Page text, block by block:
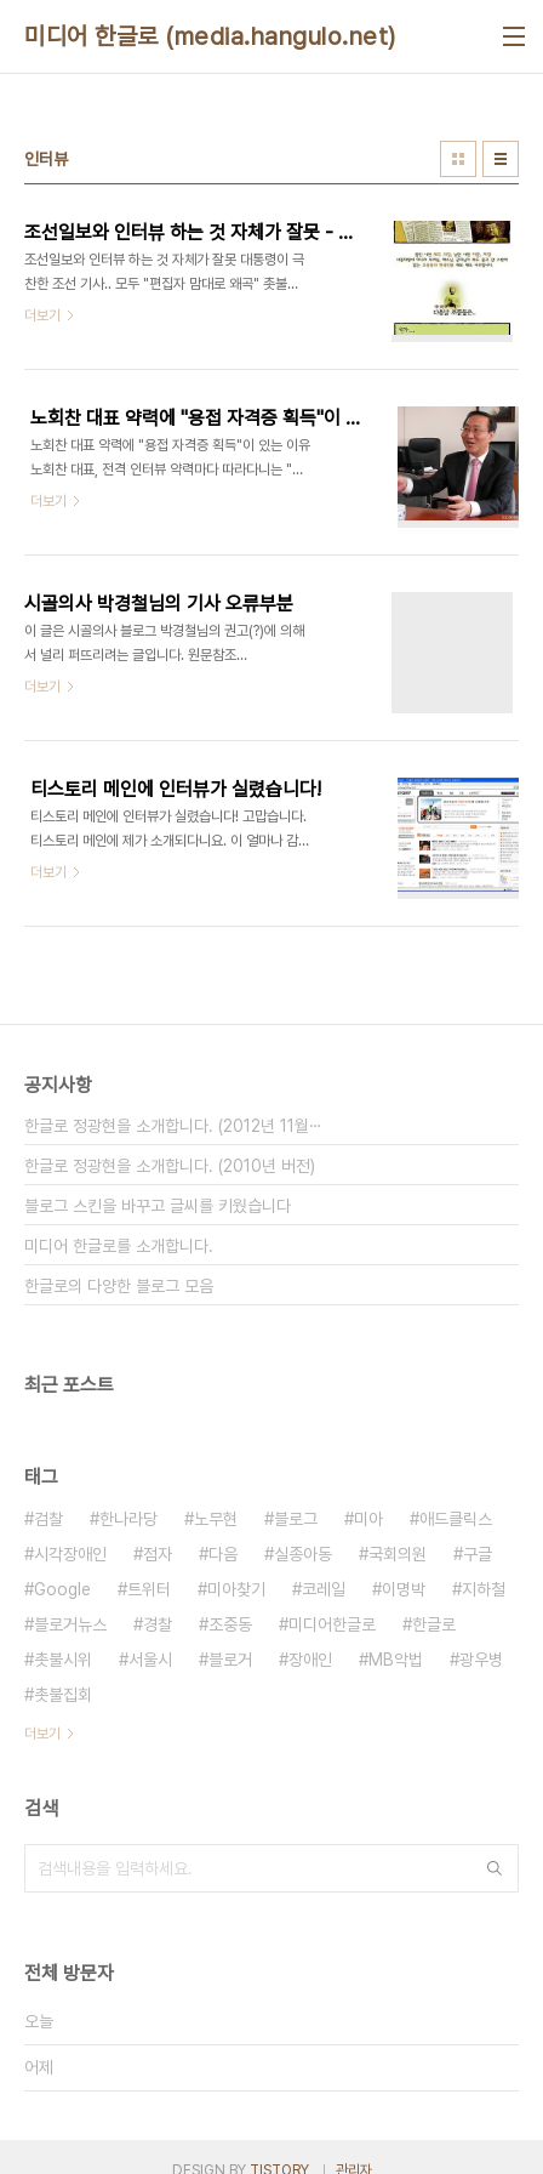
미디어 한글로 (media.hangulo.net)
인터뷰
조선일보와 인터뷰 하는 것 자체가 잘못 - 촛불 2주년 왜곡한 조선일보
조선일보와 인터뷰 하는 것 자체가 잘못 대통령이 극
찬한 조선 기사.. 모두 "편집자 맘대로 왜곡" 촛불집
회. MB덕분에 일어났던 전 세계가 놀란 그 국민저항.
애쓰셨던 분의 모습 치고는 요즘 참 당당하시다. 촛불
이 무서워서 물대포까지 쏘라고 지시했던 분이, 지금
은 그거 별거 아니었고, 바보같은 국민 몇명이 인터넷
에 속아서 그랬다는 식으로 몰아붙인다. (그래. 그래
서 미국은 그때 촛불이 요구했던대로 넘어지는 소 도
위기만 모면하면 달라지는 우리네 못난 정치인의 대
더보기
노회찬 대표 약력에 "용접 자격증 획득"이 있는 이유
노회찬 대표 약력에 "용접 자격증 획득"이 있는 이유
노회찬 대표, 전격 인터뷰 약력마다 따라다니는 "용
접기능사 2급 자격" 왤까? 지난 2009년 4월 13일
되어있다. 당 대표의 경력치고는 참 희한한 경력이고,
굳이 그것을 내세운 이유는 무엇일까? ▲ 한겨레 21
에 나온 노회찬 진보신당 대표 약력. "전기용접기능
사 2급 자격 획득"이 들어있다. 지난 4월 14일 진보
신당 당사에서 직접 노회찬 대표를 만나서 그 자세한
쓰는 가장 큰 이유는, 바로 선거법 때문이다. 선거운
더보기
시골의사 박경철님의 기사 오류부분
이 글은 시골의사 블로그 박경철님의 권고(?)에 의해
서 널리 퍼뜨리려는 글입니다. 원문참조
http://blog.naver.com/donodonsu/100055877035
아닙니다. 지난주 초에 한 인터뷰로 어쩌면 바로 어제
와 같은 상황이 벌어질까 우려한 얘기였고 '어제 패닉
상황에서 주식시장 바닥 아니다라는 말'은 한 적이 없
습니다. 전체적인 논지는 '현 시점에서는 아무도 모른
다'가 정답이라고 한 것이라고 이해하시면 됩니다. 이
인터뷰는 거의 열흘 전에 이루어졌고 닷컴 판에서 그
더보기
티스토리 메인에 인터뷰가 실렸습니다!
티스토리 메인에 인터뷰가 실렸습니다! 고맙습니다.
티스토리 메인에 제가 소개되다니요. 이 얼마나 감동
적인 일입니까. ^^ 그 현장을.. 아래 그림으로 보여드
더보기
공지사항
한글로 정광현을 소개합니다. (2012년 11월⋯
한글로 정광현을 소개합니다. (2010년 버전)
블로그 스킨을 바꾸고 글씨를 키웠습니다
미디어 한글로를 소개합니다.
한글로의 다양한 블로그 모음
최근 포스트
태그
검찰 한나라당 노무현 블로그 미아
애드클릭스
시각장애인
점자 다음 실종아동 국회의원
구글
Google
트위터 미아찾기 코레일 이명박
지하철
블로거뉴스
경찰 조중동 미디어한글로
한글로
촛불시위
서울시 블로거 장애인 MB악법
광우병
촛불집회
더보기
검색
전체 방문자
오늘
어제
DESIGN BY TISTORY 관리자